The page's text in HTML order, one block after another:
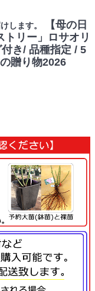
します。
【母の日
トリー」ロサオリ
き/ 品種指定 / 5
贈り物2026